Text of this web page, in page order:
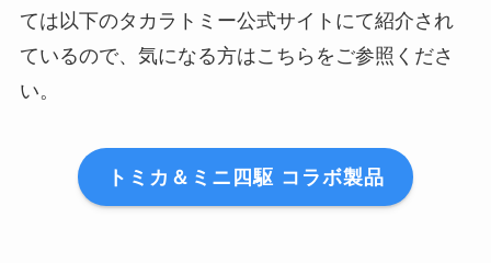
ては以下のタカラトミー公式サイトにて紹介され
ているので、気になる方はこちらをご参照くださ
い。
トミカ＆ミニ四駆 コラボ製品